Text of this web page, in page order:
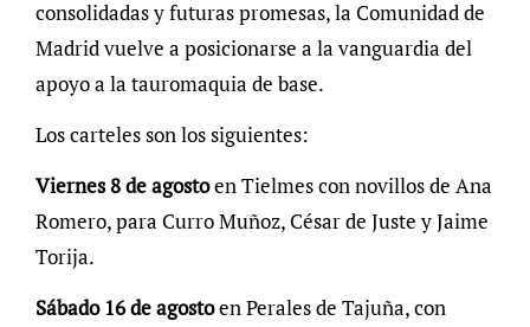
consolidadas y futuras promesas, la Comunidad de
Madrid vuelve a posicionarse a la vanguardia del
apoyo a la tauromaquia de base.
Los carteles son los siguientes:
Viernes 8 de agostoen Tielmes con novillos de Ana
Romero, para Curro Muñoz, César de Juste y Jaime
Torija.
Sábado 16 de agostoen Perales de Tajuña, con